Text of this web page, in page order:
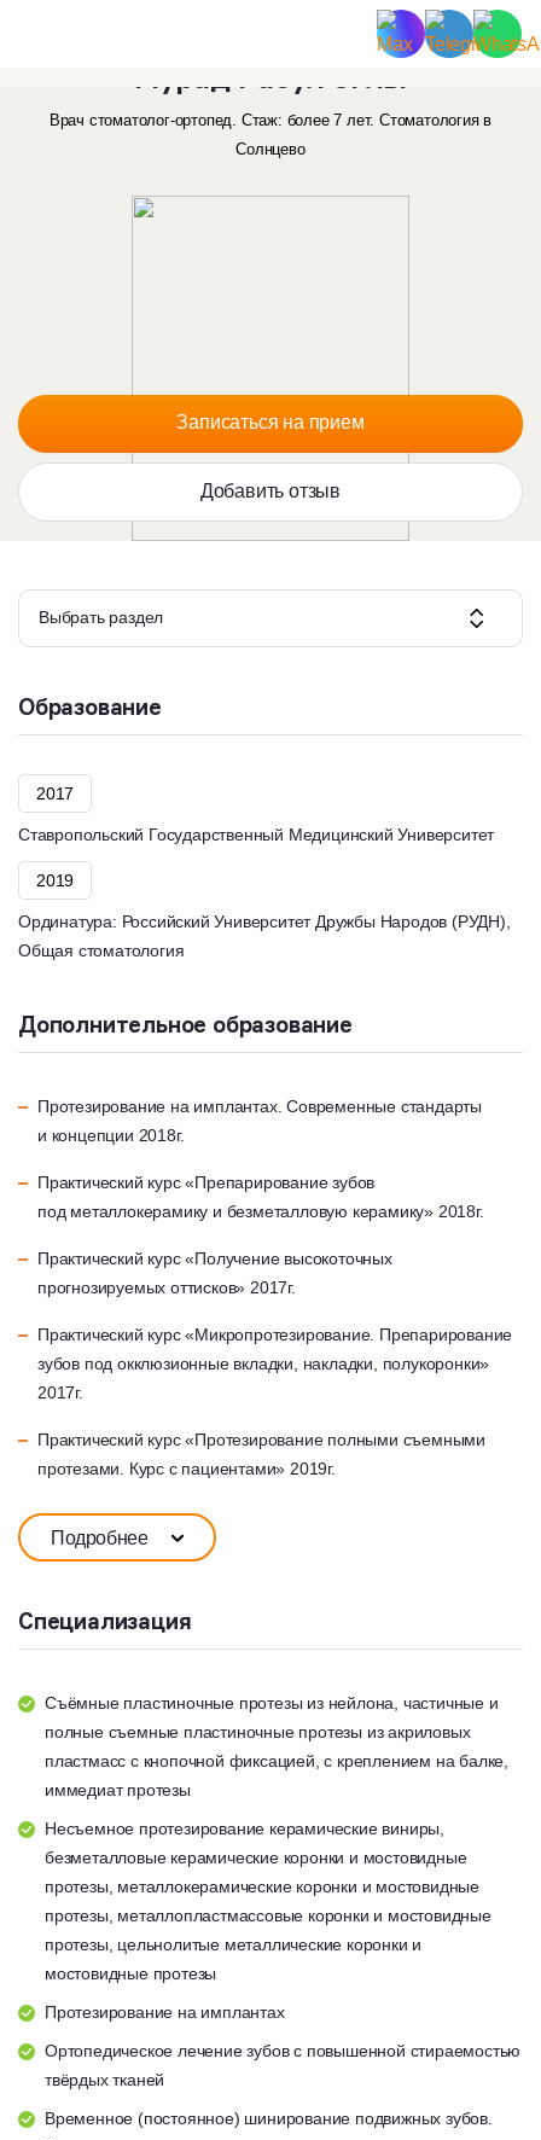
Мурад Расул оглы
Врач стоматолог-ортопед. Стаж: более 7 лет. Стоматология в
Солнцево
Записаться на прием
Добавить отзыв
Выбрать раздел
Образование
2017
Ставропольский Государственный Медицинский Университет
2019
Ординатура: Российский Университет Дружбы Народов (РУДН),
Общая стоматология
Дополнительное образование
Протезирование на имплантах. Современные стандарты
и концепции 2018г.
Практический курс «Препарирование зубов
под металлокерамику и безметалловую керамику» 2018г.
Практический курс «Получение высокоточных
прогнозируемых оттисков» 2017г.
Практический курс «Микропротезирование. Препарирование
зубов под окклюзионные вкладки, накладки, полукоронки»
2017г.
Практический курс «Протезирование полными съемными
протезами. Курс с пациентами» 2019г.
Подробнее
Специализация
Съёмные пластиночные протезы из нейлона, частичные и
полные съемные пластиночные протезы из акриловых
пластмасс с кнопочной фиксацией, с креплением на балке,
иммедиат протезы
Несъемное протезирование керамические виниры,
безметалловые керамические коронки и мостовидные
протезы, металлокерамические коронки и мостовидные
протезы, металлопластмассовые коронки и мостовидные
протезы, цельнолитые металлические коронки и
мостовидные протезы
Протезирование на имплантах
Ортопедическое лечение зубов с повышенной стираемостью
твёрдых тканей
Временное (постоянное) шинирование подвижных зубов.